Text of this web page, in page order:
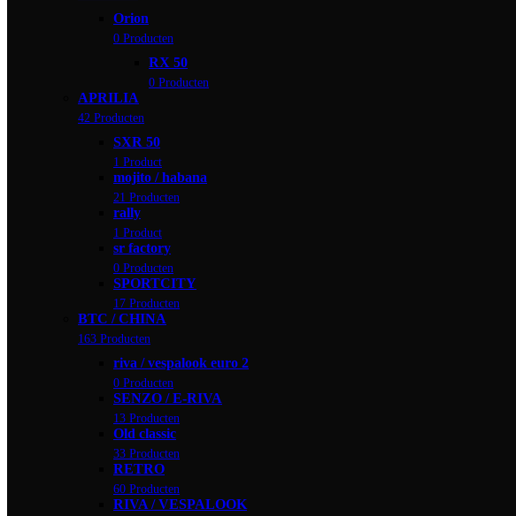
Orion
0 Producten
RX 50
0 Producten
APRILIA
42 Producten
SXR 50
1 Product
mojito / habana
21 Producten
rally
1 Product
sr factory
0 Producten
SPORTCITY
17 Producten
BTC / CHINA
163 Producten
riva / vespalook euro 2
0 Producten
SENZO / E-RIVA
13 Producten
Old classic
33 Producten
RETRO
60 Producten
RIVA / VESPALOOK